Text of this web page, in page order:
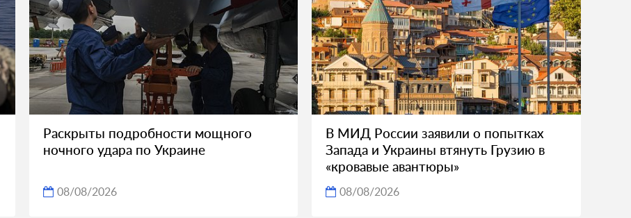
Раскрыты подробности мощного
ночного удара по Украине
08/08/2026
В МИД России заявили о попытках
Запада и Украины втянуть Грузию в
«кровавые авантюры»
08/08/2026